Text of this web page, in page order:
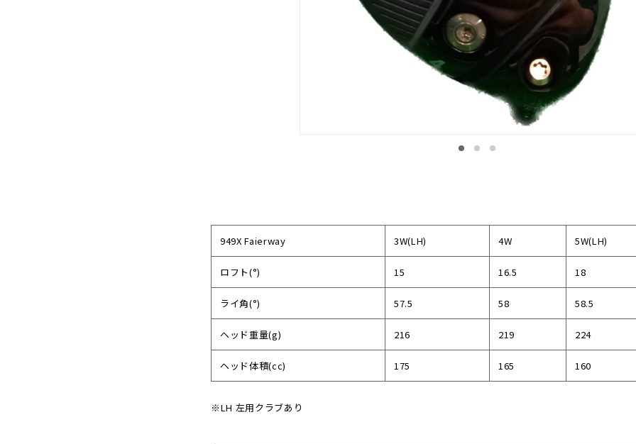
949X Faierway 3W(LH) 4W 5W(LH)
ロフト(°) 15 16.5 18
ライ角(°) 57.5 58 58.5
ヘッド重量(g) 216 219 224
ヘッド体積(cc) 175 165 160
※LH 左用クラブあり